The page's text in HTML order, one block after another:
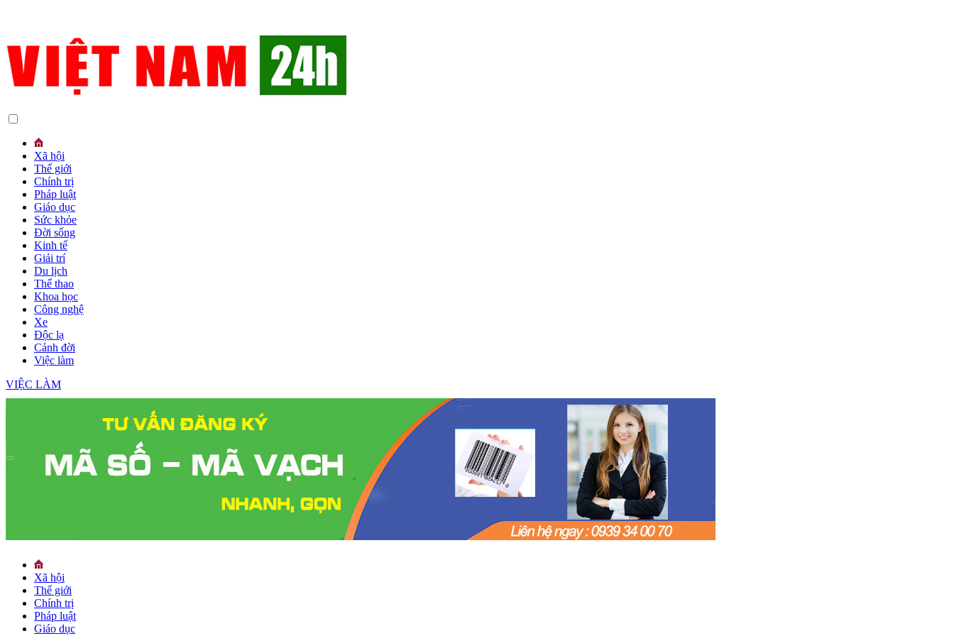
Xã hội
Thế giới
Chính trị
Pháp luật
Giáo dục
Sức khỏe
Đời sống
Kinh tế
Giải trí
Du lịch
Thể thao
Khoa học
Công nghệ
Xe
Độc lạ
Cảnh đời
Việc làm
VIỆC LÀM
Xã hội
Thế giới
Chính trị
Pháp luật
Giáo dục